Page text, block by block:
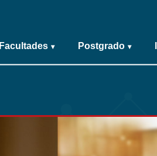
Facultades ▾ Postgrado ▾